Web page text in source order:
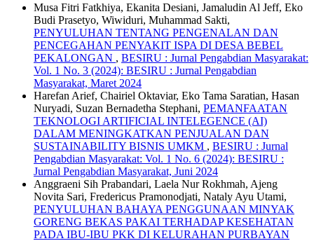
Musa Fitri Fatkhiya, Ekanita Desiani, Jamaludin Al Jeff, Eko
Budi Prasetyo, Wiwiduri, Muhammad Sakti,
PENYULUHAN TENTANG PENGENALAN DAN
PENCEGAHAN PENYAKIT ISPA DI DESA BEBEL
PEKALONGAN , BESIRU : Jurnal Pengabdian Masyarakat:
Vol. 1 No. 3 (2024): BESIRU : Jurnal Pengabdian
Masyarakat, Maret 2024
Harefan Arief, Chairiel Oktaviar, Eko Tama Saratian, Hasan
Nuryadi, Suzan Bernadetha Stephani, PEMANFAATAN
TEKNOLOGI ARTIFICIAL INTELEGENCE (AI)
DALAM MENINGKATKAN PENJUALAN DAN
SUSTAINABILITY BISNIS UMKM , BESIRU : Jurnal
Pengabdian Masyarakat: Vol. 1 No. 6 (2024): BESIRU :
Jurnal Pengabdian Masyarakat, Juni 2024
Anggraeni Sih Prabandari, Laela Nur Rokhmah, Ajeng
Novita Sari, Fredericus Pramonodjati, Nataly Ayu Utami,
PENYULUHAN BAHAYA PENGGUNAAN MINYAK
GORENG BEKAS PAKAI TERHADAP KESEHATAN
PADA IBU-IBU PKK DI KELURAHAN PURBAYAN